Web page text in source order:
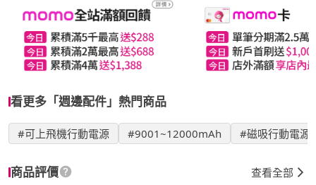
看更多「週邊配件」熱門商品
#可上飛機行動電源 #9001~12000mAh #磁吸行動電源
商品評價 查看全部